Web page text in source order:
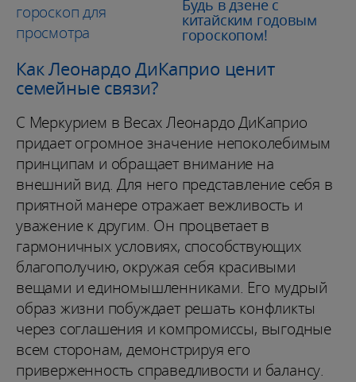
Будь в дзене с
китайским годовым
гороскопом!
Как Леонардо ДиКаприо ценит
семейные связи?
С Меркурием в Весах Леонардо ДиКаприо
придает огромное значение непоколебимым
принципам и обращает внимание на
внешний вид. Для него представление себя в
приятной манере отражает вежливость и
уважение к другим. Он процветает в
гармоничных условиях, способствующих
благополучию, окружая себя красивыми
вещами и единомышленниками. Его мудрый
образ жизни побуждает решать конфликты
через соглашения и компромиссы, выгодные
всем сторонам, демонстрируя его
приверженность справедливости и балансу.